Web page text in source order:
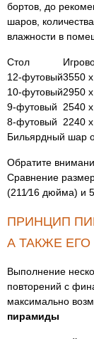
бортов, до
шаров,
влажности в
Стол
12-футовый3550
10-футовый2950
9-футовый
2540
8-футовый
2240
Бильярдный шар
Обратите
Сравнение
(211⁄16 дюйма) и
ПРИНЦИП
А ТАКЖЕ
Выполнение
повторений с
максимально
пирамиды